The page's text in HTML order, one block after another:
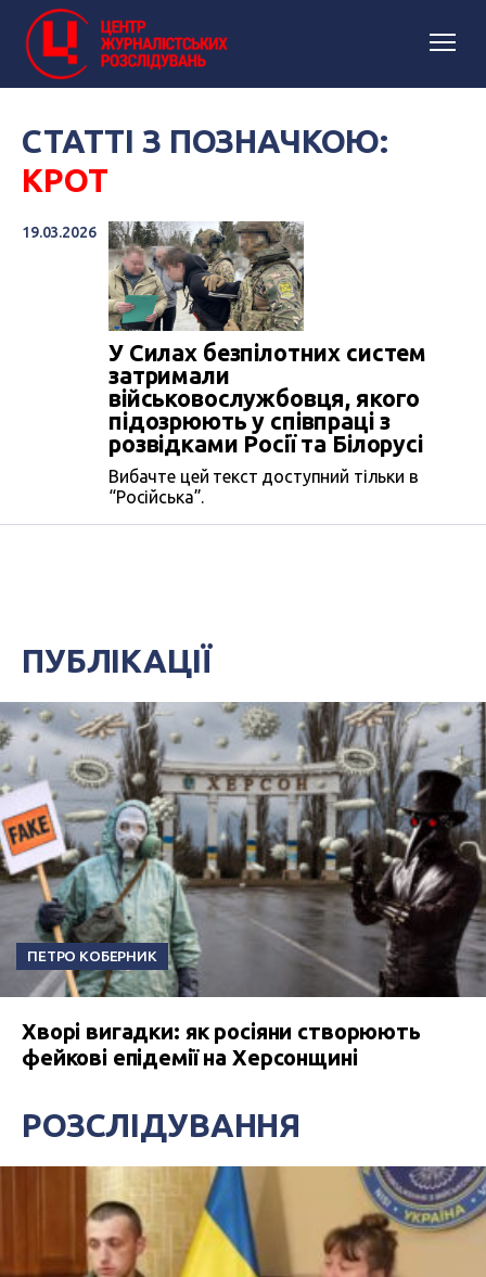
СТАТТІ З ПОЗНАЧКОЮ:
КРОТ
19.03.2026
У Силах безпілотних систем
затримали
військовослужбовця, якого
підозрюють у співпраці з
розвідками Росії та Білорусі
Вибачте цей текст доступний тільки в
“Російська”.
ПУБЛІКАЦІЇ
ПЕТРО КОБЕРНИК
Хворі вигадки: як росіяни створюють
фейкові епідемії на Херсонщині
РОЗСЛІДУВАННЯ